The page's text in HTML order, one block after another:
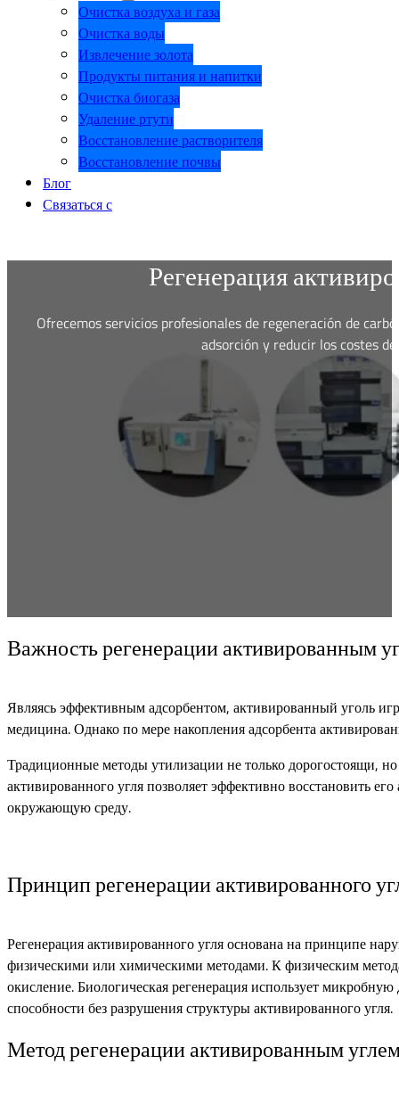
Очистка воздуха и газа
Очистка воды
Извлечение золота
Продукты питания и напитки
Очистка биогаза
Удаление ртути
Восстановление растворителя
Восстановление почвы
Блог
Связаться с
Регенерация
Ofrecemos servicios profesionales de regeneración de
adsorción y reducir los costes
Важность регенерации активированным
Являясь эффективным адсорбентом, активированный уголь
медицина. Однако по мере накопления адсорбента
Традиционные методы утилизации не только дорогостоящи,
активированного угля позволяет эффективно восстановить
окружающую среду.
Принцип регенерации активированного
Регенерация активированного угля основана на принципе
физическими или химическими методами. К физическим
окисление. Биологическая регенерация использует
способности без разрушения структуры активированного угля.
Метод регенерации активированным